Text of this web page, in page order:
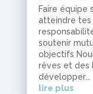
Faire équipe
atteindre tes
soutenir
objectifs
rêves et des
développer...
lire plus